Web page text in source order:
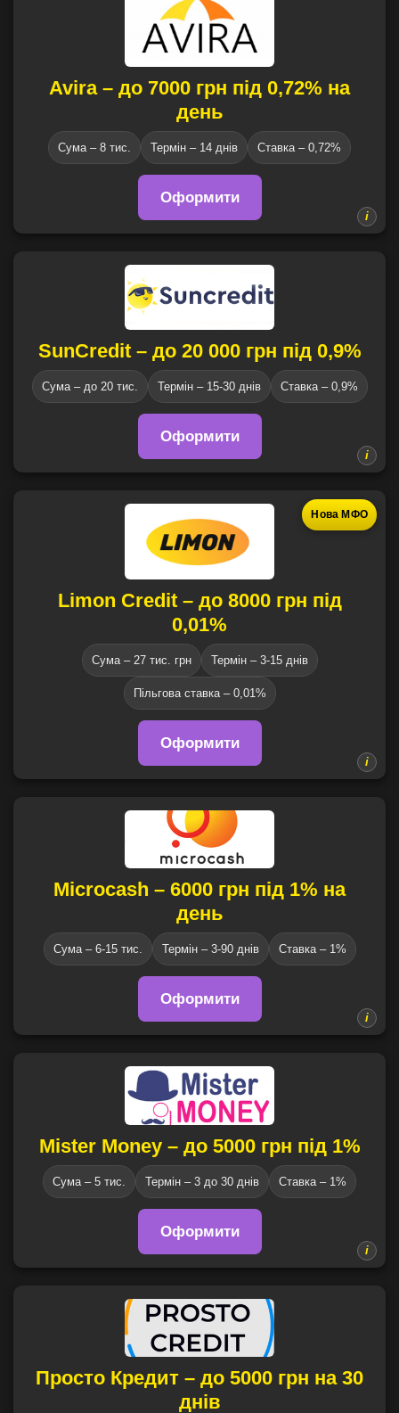
Avira – до 7000 грн під 0,72% на
день
Сума – 8 тис. Термін – 14 днів Ставка – 0,72%
Оформити
SunCredit – до 20 000 грн під 0,9%
Сума – до 20 тис. Термін – 15-30 днів Ставка – 0,9%
Оформити
Нова МФО
Limon Credit – до 8000 грн під
0,01%
Сума – 27 тис. грн Термін – 3-15 днів
Пільгова ставка – 0,01%
Оформити
Microcash – 6000 грн під 1% на
день
Сума – 6-15 тис. Термін – 3-90 днів Ставка – 1%
Оформити
Mister Money – до 5000 грн під 1%
Сума – 5 тис. Термін – 3 до 30 днів Ставка – 1%
Оформити
Просто Кредит – до 5000 грн на 30
днів